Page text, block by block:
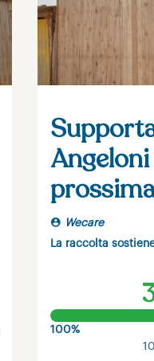
Wecare
La raccolta
100%